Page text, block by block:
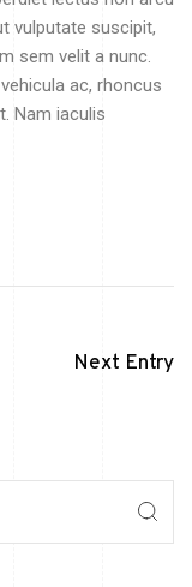
vulputate suscipit,
sem velit a nunc.
ac, rhoncus
Nam iaculis
Next Entry